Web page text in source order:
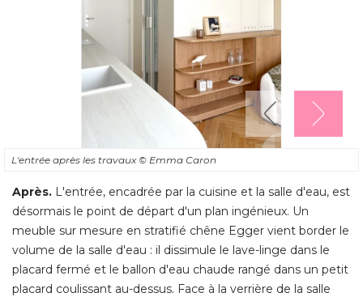
L'entrée après les travaux© Emma Caron
Après. L'entrée, encadrée par la cuisine et la salle d'eau, est
désormais le point de départ d'un plan ingénieux. Un
meuble sur mesure en stratifié chêne Egger vient border le
volume de la salle d'eau : il dissimule le lave-linge dans le
placard fermé et le ballon d'eau chaude rangé dans un petit
placard coulissant au-dessus. Face à la verrière de la salle